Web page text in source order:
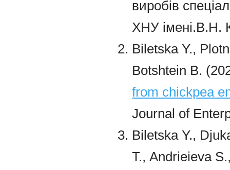
виробів
ХНУ імені.В.Н.
Biletska Y.,
Botshtein B.
from chickpea
Journal of
Biletska Y.,
Т., Andrieieva